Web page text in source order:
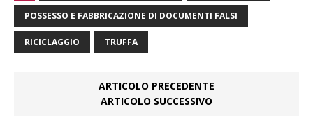
POSSESSO E FABBRICAZIONE DI DOCUMENTI FALSI
RICICLAGGIO TRUFFA
ARTICOLO PRECEDENTE
ARTICOLO SUCCESSIVO